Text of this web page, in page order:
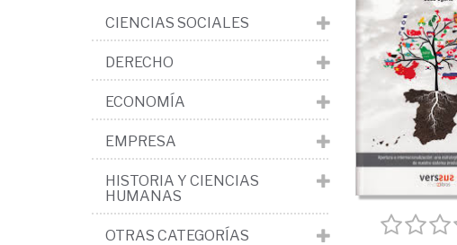
CIENCIAS SOCIALES
DERECHO
ECONOMÍA
EMPRESA
HISTORIA Y CIENCIAS
HUMANAS
OTRAS CATEGORÍAS